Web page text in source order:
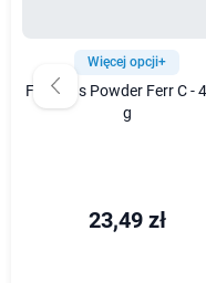
Więcej opcji+
Formeds Powder Ferr C -
g
23,49 zł